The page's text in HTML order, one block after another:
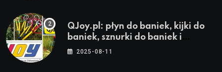
QJoy.pl: płyn do baniek, kijki do
baniek, sznurki do baniek i
zestawy do baniek
2025-08-11